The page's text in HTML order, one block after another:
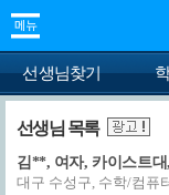
선생님찾기
선생님 목록
김**, 여자, 카이스트
대구 수성구, 수학/컴퓨